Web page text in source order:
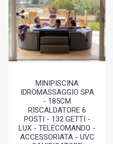
MINIPISCINA
IDROMASSAGGIO SPA
- 185CM
RISCALDATORE 6
POSTI - 132 GETTI -
LUX - TELECOMANDO -
ACCESSORIATA - UVC